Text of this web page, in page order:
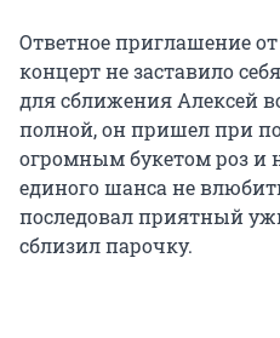
Ответное приглашение
концерт не заставило
для сближения Алексей
полной, он пришел при
огромным букетом роз и
единого шанса не
последовал приятный
сблизил парочку.